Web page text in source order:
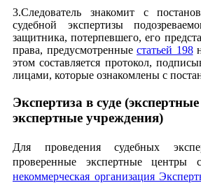
3.Следователь знакомит с
судебной экспертизы
защитника, потерпевшего, его
права, предусмотренные статьей 198
этом составляется протокол,
лицами, которые ознакомлены с
Экспертиза в суде
экспертные учреждения)
Для проведения судебных
проверенные экспертные центры
некоммерческая организация